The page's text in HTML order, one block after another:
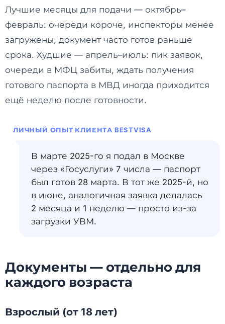
Лучшие месяцы для подачи — октябрь–
февраль: очереди короче, инспекторы менее
загружены, документ часто готов раньше
срока. Худшие — апрель–июль: пик заявок,
очереди в МФЦ забиты, ждать получения
готового паспорта в МВД иногда приходится
ещё неделю после готовности.
ЛИЧНЫЙ ОПЫТ КЛИЕНТА BESTVISA
В марте 2025-го я подал в Москве
через «Госуслуги» 7 числа — паспорт
был готов 28 марта. В тот же 2025-й, но
в июне, аналогичная заявка делалась
2 месяца и 1 неделю — просто из-за
загрузки УВМ.
Документы — отдельно для
каждого возраста
Взрослый (от 18 лет)